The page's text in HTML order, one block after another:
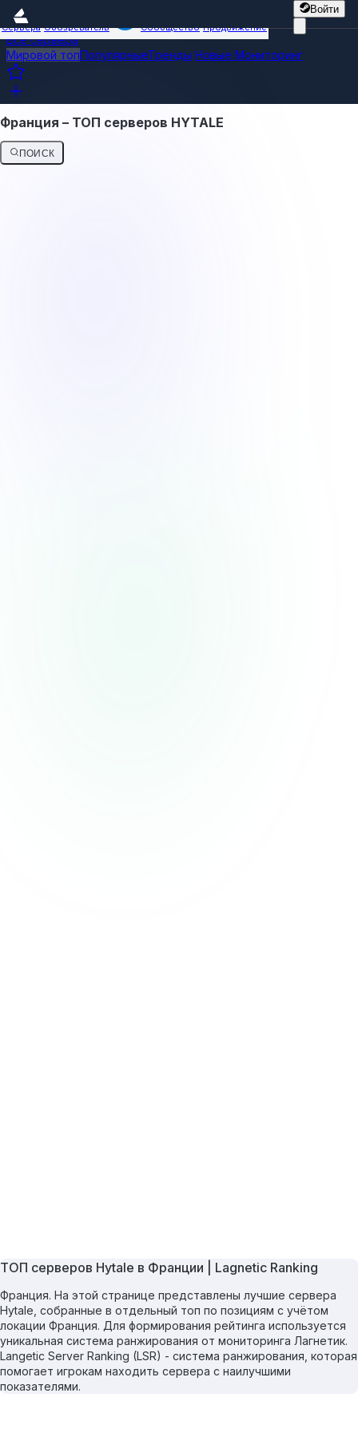
Войти
Сервера Обозреватель Сообщество Продвижение
Все сервера
Мировой топПопулярныеТренды Новые Мониторинг
Франция – ТОП серверов HYTALE
ПОИСК
ТОП серверов Hytale в Франции | Lagnetic Ranking
Франция. На этой странице представлены лучшие сервера
Hytale, собранные в отдельный топ по позициям с учётом
локации Франция. Для формирования рейтинга используется
уникальная система ранжирования от мониторинга Лагнетик.
Langetic Server Ranking (LSR) - система ранжирования, которая
помогает игрокам находить сервера с наилучшими
показателями.